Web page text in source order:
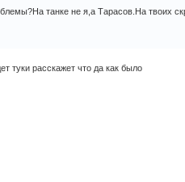
танке не я,а Тарасов.На твоих
туки расскажет что да как было